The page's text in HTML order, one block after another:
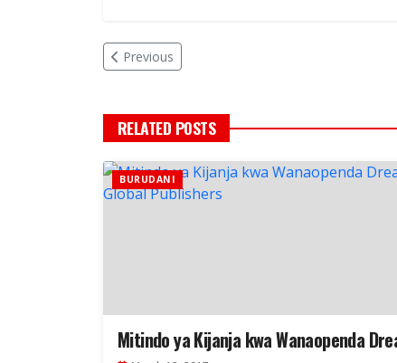
Previous
RELATED POSTS
BURUDANI
Mitindo ya Kijanja kwa Wanaopenda